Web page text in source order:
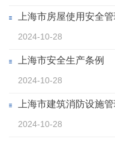
上海市房屋使用安全
2024-10-28
上海市安全生产条例
2024-10-28
上海市建筑消防设施
2024-10-28